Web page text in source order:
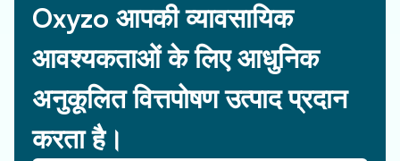
Oxyzo आपकी व्यावसायिक
आवश्यकताओं के लिए आधुनिक
अनुकूलित वित्तपोषण उत्पाद प्रदान
करता है।